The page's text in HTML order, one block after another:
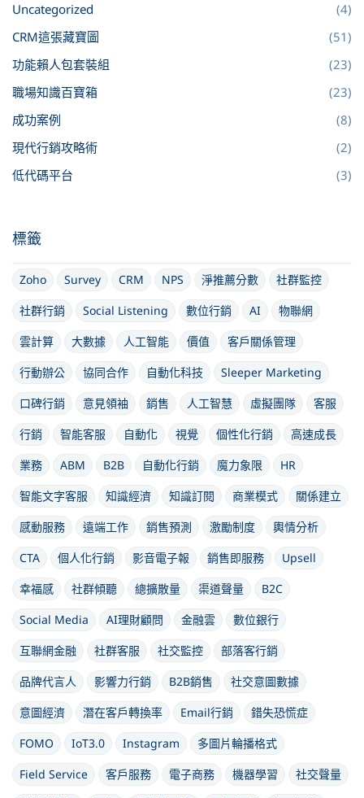
Uncategorized
(4)
CRM這張藏寶圖
(51)
功能賴人包套裝組
(23)
職場知識百寶箱
(23)
成功案例
(8)
現代行銷攻略術
(2)
低代碼平台
(3)
標籤
Zoho Survey CRM NPS 淨推薦分數
社群監控
社群行銷
Social Listening 數位行銷 AI
物聯網
雲計算
大數據 人工智能 價值
客戶關係管理
行動辦公
協同合作 自動化科技
Sleeper Marketing
口碑行銷
意見領袖 銷售 人工智慧 虛擬團隊
客服
行銷
智能客服 自動化 視覺 個性化行銷
高速成長
業務
ABM B2B 自動化行銷 魔力象限
HR
智能文字客服
知識經濟 知識訂閱 商業模式
關係建立
感動服務
遠端工作 銷售預測 激勵制度
輿情分析
CTA
個人化行銷 影音電子報 銷售即服務
Upsell
幸福感
社群傾聽 總擴散量 渠道聲量
B2C
Social Media
AI理財顧問 金融雲
數位銀行
互聯網金融
社群客服 社交監控
部落客行銷
品牌代言人
影響力行銷 B2B銷售
社交意圖數據
意圖經濟
潛在客戶轉換率 Email行銷
錯失恐慌症
FOMO
IoT3.0 Instagram
多圖片輪播格式
Field Service
客戶服務 電子商務 機器學習
社交聲量